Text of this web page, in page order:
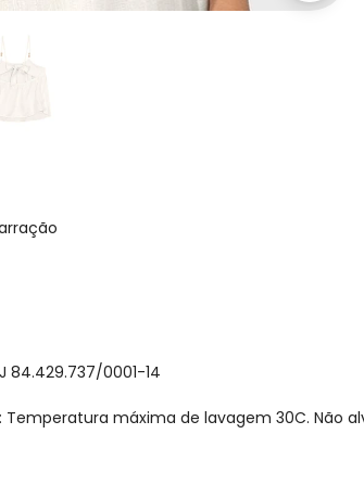
84.429.737/0001-14
máxima de lavagem 30C. Não